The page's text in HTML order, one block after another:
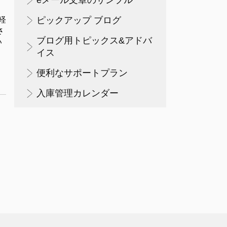
ピックアップ ブログ
ブログ用トピックス&アドバ
イス
便利なサポートプラン
入庫管理カレンダー